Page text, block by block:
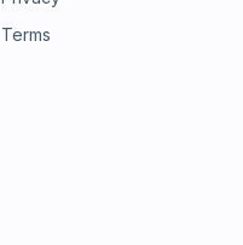
Terms